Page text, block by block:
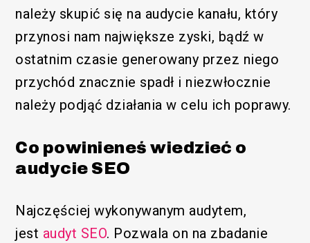
należy skupić się na audycie kanału, który
przynosi nam największe zyski, bądź w
ostatnim czasie generowany przez niego
przychód znacznie spadł i niezwłocznie
należy podjąć działania w celu ich poprawy.
Co powinieneś wiedzieć o
audycie SEO
Najczęściej wykonywanym audytem,
jest audyt SEO. Pozwala on na zbadanie